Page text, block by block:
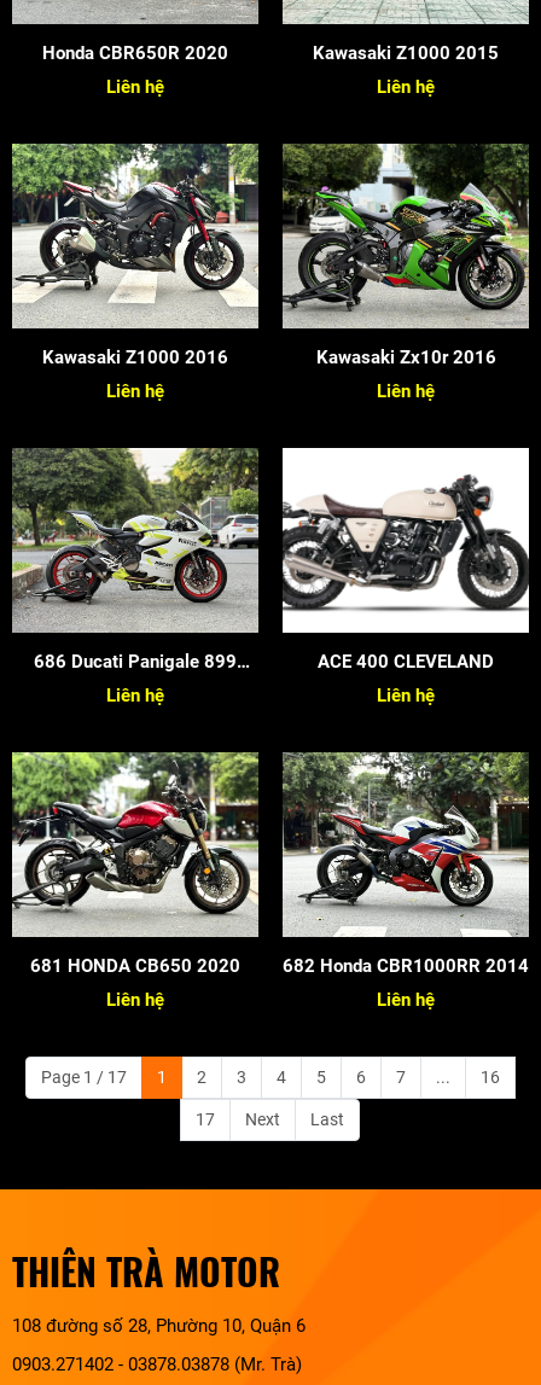
Honda CBR650R 2020
Liên hệ
Kawasaki Z1000 2015
Liên hệ
Kawasaki Z1000 2016
Liên hệ
Kawasaki Zx10r 2016
Liên hệ
686 Ducati Panigale 899
2015
Liên hệ
ACE 400 CLEVELAND
Liên hệ
681 HONDA CB650 2020
Liên hệ
682 Honda CBR1000RR 2014
Liên hệ
Page 1 / 17 1 2 3 4 5 6 7 ... 16
17 Next Last
THIÊN TRÀ MOTOR
108 đường số 28, Phường 10, Quận 6
0903.271402 - 03878.03878 (Mr. Trà)